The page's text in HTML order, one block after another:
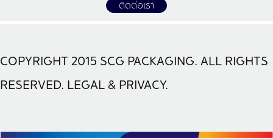
ติดต่อเรา
COPYRIGHT 2015 SCG PACKAGING. ALL RIGHTS
RESERVED. LEGAL & PRIVACY.